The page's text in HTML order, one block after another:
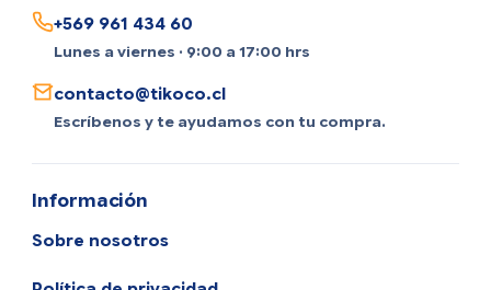
+569 961 434 60
Lunes a viernes · 9:00 a 17:00 hrs
contacto@tikoco.cl
Escríbenos y te ayudamos con tu compra.
Información
Sobre nosotros